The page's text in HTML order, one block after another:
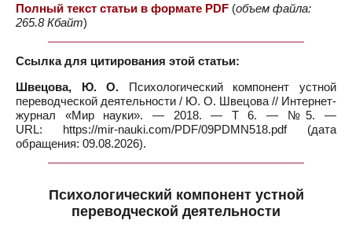
Полный текст статьи в формате PDF (объем файла:
265.8 Кбайт)
Ссылка для цитирования этой статьи:
Швецова, Ю. О. Психологический компонент устной
переводческой деятельности / Ю. О. Швецова // Интернет-
журнал «Мир науки». — 2018. — Т 6. — №5. —
URL: https://mir-nauki.com/PDF/09PDMN518.pdf (дата
обращения: 09.08.2026).
Психологический компонент устной
переводческой деятельности